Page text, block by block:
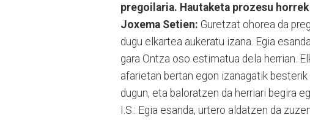
pregoilaria. Hautaketa prozesu
Joxema Setien: Guretzat ohorea da
dugu elkartea aukeratu izana. Egia
gara Ontza oso estimatua dela herrian.
afarietan bertan egon izanagatik
dugun, eta baloratzen da herriari begira
I.S.: Egia esanda, urtero aldatzen da